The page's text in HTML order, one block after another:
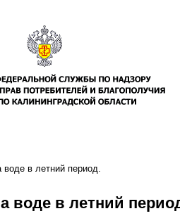
воде в летний период.
воде в летний